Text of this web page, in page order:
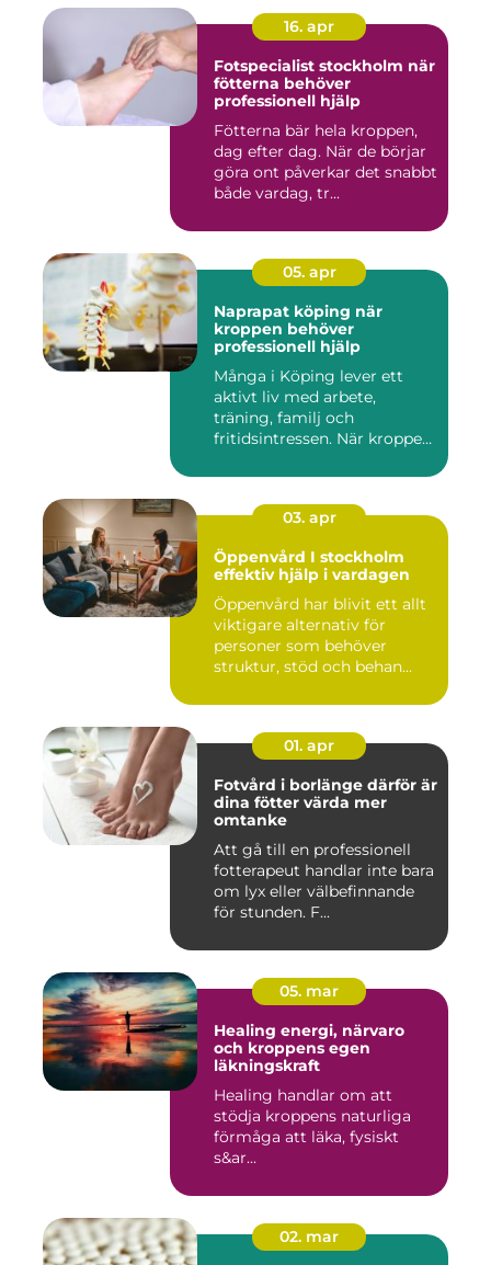
16. apr
Fotspecialist stockholm när
fötterna behöver
professionell hjälp
Fötterna bär hela kroppen,
dag efter dag. När de börjar
göra ont påverkar det snabbt
både vardag, tr...
05. apr
Naprapat köping när
kroppen behöver
professionell hjälp
Många i Köping lever ett
aktivt liv med arbete,
träning, familj och
fritidsintressen. När kroppen
03. apr
Öppenvård I stockholm
effektiv hjälp i vardagen
Öppenvård har blivit ett allt
viktigare alternativ för
personer som behöver
struktur, stöd och behan...
01. apr
Fotvård i borlänge därför är
dina fötter värda mer
omtanke
Att gå till en professionell
fotterapeut handlar inte bara
om lyx eller välbefinnande
för stunden. F...
05. mar
Healing energi, närvaro
och kroppens egen
läkningskraft
Healing handlar om att
stödja kroppens naturliga
förmåga att läka, fysiskt
s&ar...
02. mar